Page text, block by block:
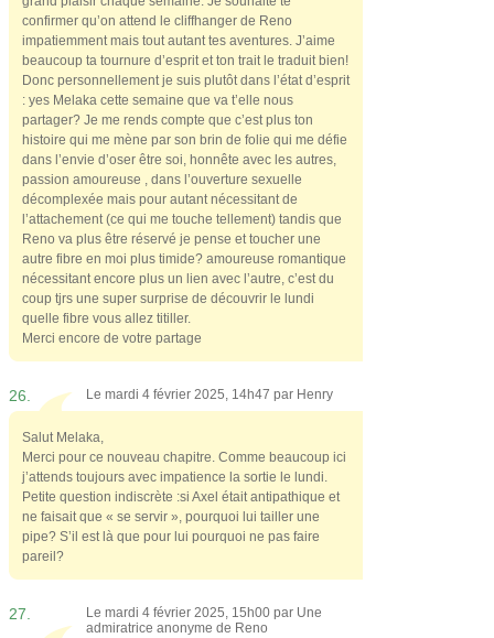
confirmer qu’on attend le cliffhanger de Reno
impatiemment mais tout autant tes aventures. J’aime
beaucoup ta tournure d’esprit et ton trait le traduit bien!
Donc personnellement je suis plutôt dans l’état d’esprit
: yes Melaka cette semaine que va t’elle nous
partager? Je me rends compte que c’est plus ton
histoire qui me mène par son brin de folie qui me défie
dans l’envie d’oser être soi, honnête avec les autres,
passion amoureuse , dans l’ouverture sexuelle
décomplexée mais pour autant nécessitant de
l’attachement (ce qui me touche tellement) tandis que
Reno va plus être réservé je pense et toucher une
autre fibre en moi plus timide? amoureuse romantique
nécessitant encore plus un lien avec l’autre, c’est du
coup tjrs une super surprise de découvrir le lundi
quelle fibre vous allez titiller.
Merci encore de votre partage
26. Le mardi 4 février 2025, 14h47 par Henry
Salut Melaka,
Merci pour ce nouveau chapitre. Comme beaucoup ici
j’attends toujours avec impatience la sortie le lundi.
Petite question indiscrète :si Axel était antipathique et
ne faisait que « se servir », pourquoi lui tailler une
pipe? S’il est là que pour lui pourquoi ne pas faire
pareil?
27. Le mardi 4 février 2025, 15h00 par Une
admiratrice anonyme de Reno